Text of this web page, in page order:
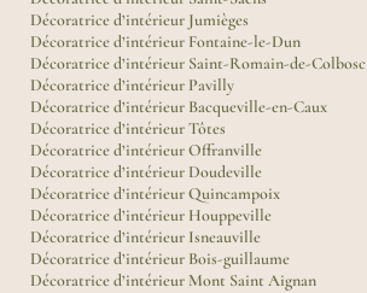
Décoratrice d’intérieur Jumièges
Décoratrice d’intérieur Fontaine-le-Dun
Décoratrice d’intérieur Saint-Romain-de-Colbosc
Décoratrice d’intérieur Pavilly
Décoratrice d’intérieur Bacqueville-en-Caux
Décoratrice d’intérieur Tôtes
Décoratrice d’intérieur Offranville
Décoratrice d’intérieur Doudeville
Décoratrice d’intérieur Quincampoix
Décoratrice d’intérieur Houppeville
Décoratrice d’intérieur Isneauville
Décoratrice d’intérieur Bois-guillaume
Décoratrice d’intérieur Mont Saint Aignan